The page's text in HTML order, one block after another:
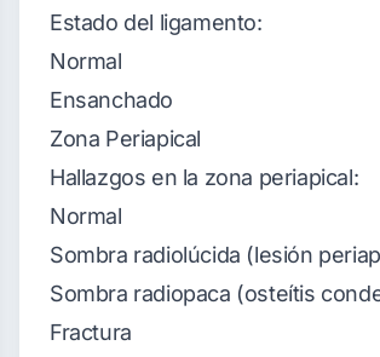
Estado del ligamento:
Normal
Ensanchado
Zona Periapical
Hallazgos en la zona periapical:
Normal
Sombra radiolúcida (lesión
Sombra radiopaca (osteítis
Fractura